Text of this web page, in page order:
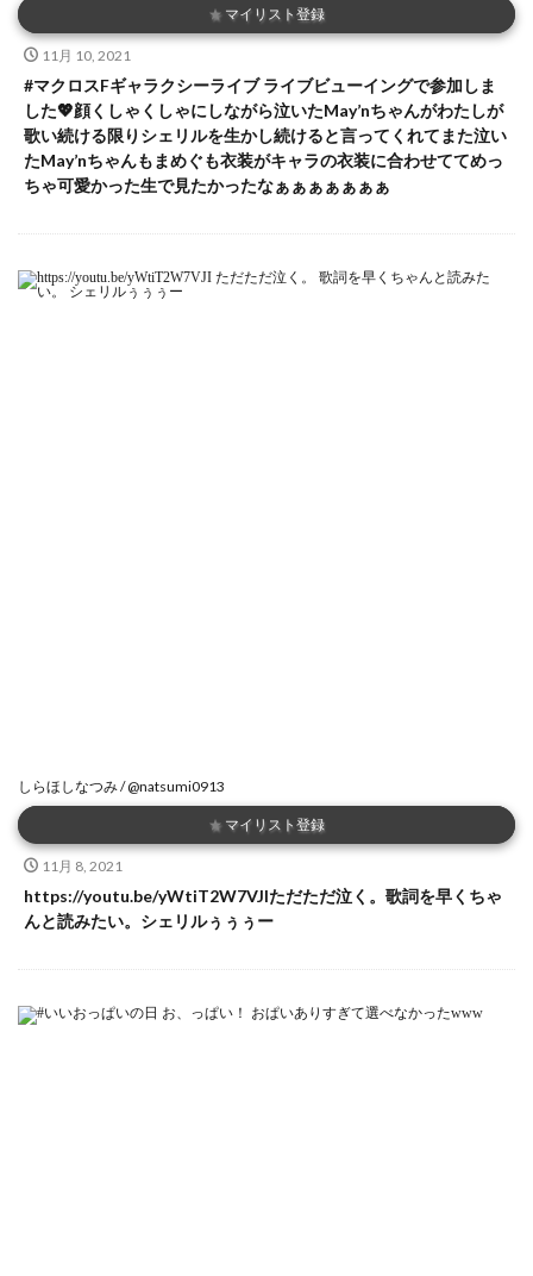
★ マイリスト登録
11月 10, 2021
#マクロスFギャラクシーライブ ライブビューイングで参加しま
した💖顔くしゃくしゃにしながら泣いたMay’nちゃんがわたしが
歌い続ける限りシェリルを生かし続けると言ってくれてまた泣い
たMay’nちゃんもまめぐも衣装がキャラの衣装に合わせててめっ
ちゃ可愛かった生で見たかったなぁぁぁぁぁぁぁ
しらほしなつみ / @natsumi0913
★ マイリスト登録
11月 8, 2021
https://youtu.be/yWtiT2W7VJIただただ泣く。歌詞を早くちゃ
んと読みたい。シェリルぅぅぅー